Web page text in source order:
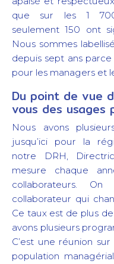
que sur les 1 700
seulement 150 ont
Nous sommes
depuis sept ans
pour les managers et
Du point de vue
vous des usages
Nous avons
jusqu’ici pour la
notre DRH,
mesure chaque
collaborateurs.
collaborateur qui
Ce taux est de plus
avons plusieurs
C’est une réunion
population